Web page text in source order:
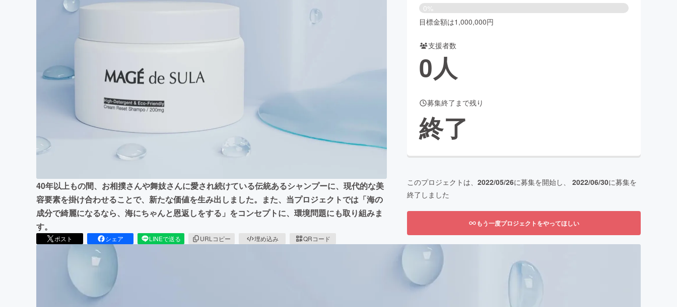
ビューティー・ヘルスケア
まちづくり・地域活性化
CAMPFIRE for Social Good
CAMPFIREふるさと納税
40年以上もの間、お相撲さんや舞妓さんに愛され続けている伝統あるシャンプーに、現代的な美
容要素を掛け合わせることで、新たな価値を生み出しました。また、当プロジェクトでは「海の
成分で綺麗になるなら、海にちゃんと恩返しをする」をコンセプトに、環境問題にも取り組みま
す。
ポスト シェア LINEで送る URLコピー 埋め込み QRコード
0%
目標金額は1,000,000円
支援者数
0人
募集終了まで残り
終了
このプロジェクトは、 2022/05/26に募集を開始し、 2022/06/30に募集を
終了しました
もう一度プロジェクトをやってほしい